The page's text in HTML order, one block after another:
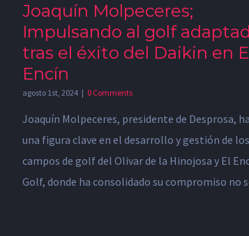
Joaquín Molpeceres;
Impulsando al golf
tras el éxito del Daikin en
Encín
agosto 1st, 2024 | 0 Comments
Joaquín Molpeceres, presidente de Desprosa,
una figura clave en el desarrollo y gestión de los
campos de golf del Olivar de la Hinojosa y El
Golf, donde ha consolidado su compromiso no